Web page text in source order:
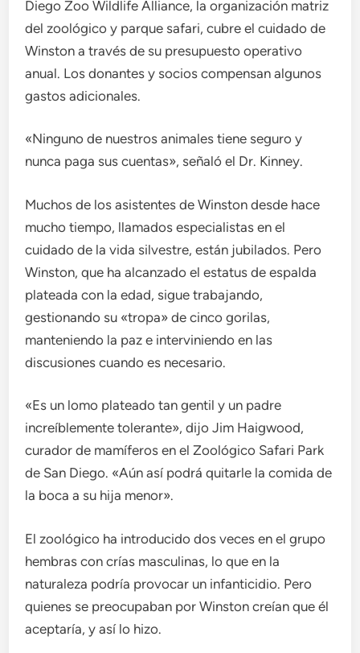
Diego Zoo Wildlife Alliance, la organización matriz
del zoológico y parque safari, cubre el cuidado de
Winston a través de su presupuesto operativo
anual. Los donantes y socios compensan algunos
gastos adicionales.
«Ninguno de nuestros animales tiene seguro y
nunca paga sus cuentas», señaló el Dr. Kinney.
Muchos de los asistentes de Winston desde hace
mucho tiempo, llamados especialistas en el
cuidado de la vida silvestre, están jubilados. Pero
Winston, que ha alcanzado el estatus de espalda
plateada con la edad, sigue trabajando,
gestionando su «tropa» de cinco gorilas,
manteniendo la paz e interviniendo en las
discusiones cuando es necesario.
«Es un lomo plateado tan gentil y un padre
increíblemente tolerante», dijo Jim Haigwood,
curador de mamíferos en el Zoológico Safari Park
de San Diego. «Aún así podrá quitarle la comida de
la boca a su hija menor».
El zoológico ha introducido dos veces en el grupo
hembras con crías masculinas, lo que en la
naturaleza podría provocar un infanticidio. Pero
quienes se preocupaban por Winston creían que él
aceptaría, y así lo hizo.